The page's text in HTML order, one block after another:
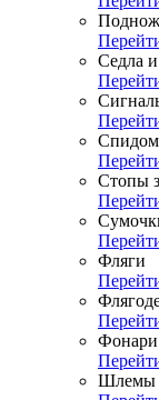
Седла
Стопы
Фляги
Фонари
Шлемы